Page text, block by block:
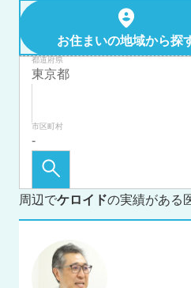
お住まいの地域から探
都道府県
市区町村
周辺でケロイドの実績がある